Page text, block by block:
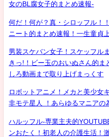
女のBL腐女子的まとめ速報-
何だ！何が？真・シロッフル
ニート的まとめ速報！一生童貞
男装スケバン女子！スケッフル
きっ!！ビー玉のおいぬさん的
しろ動画まで取り上げまっくす
ロボットアニメ！メカと美少女
非モテ星人 ！あらゆるマニアの
ハルッフル-専業主夫的
ンおたく！初老人の介護生活！